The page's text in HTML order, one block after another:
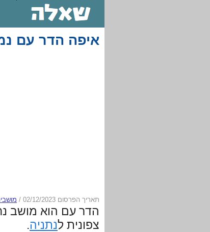
איפה הדר עם
תאריך הפרסום 02/12/2023 /
הדר עם הוא מושב
צפונית לנתניה.